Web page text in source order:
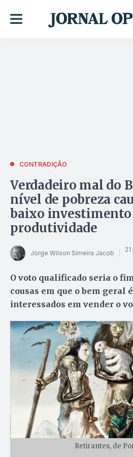
CONTRADIÇÃO
Verdadeiro mal do
nível de pobreza
baixo investimento
produtividade
Jorge Wilson Simeira Jacob
O voto qualificado seria o
cousas em que o bem geral
interessados em vender o
Retirantes, de